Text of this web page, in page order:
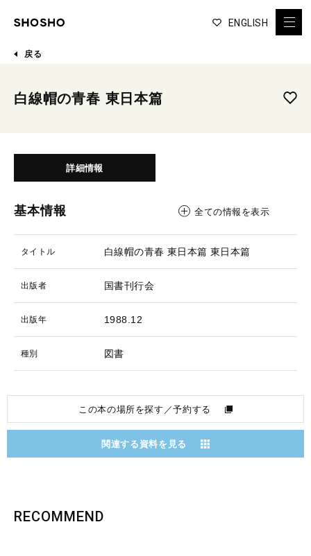
ENGLISH
戻る
白線帽の青春 東日本篇
詳細情報
基本情報 全ての情報を表示
タイトル 白線帽の青春 東日本篇 東日本篇
出版者 国書刊行会
出版年 1988.12
種別 図書
この本の場所を探す／予約する
関連する資料を見る
RECOMMEND